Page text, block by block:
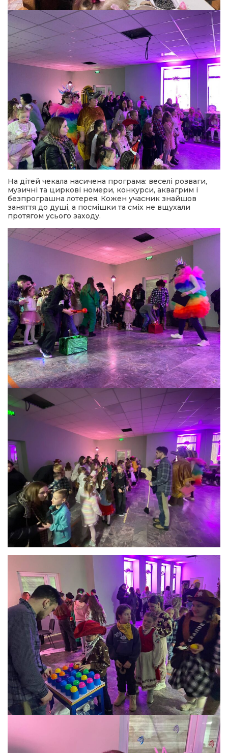
На дітей чекала насичена програма: веселі розваги,
музичні та циркові номери, конкурси, аквагрим і
безпрограшна лотерея. Кожен учасник знайшов
заняття до душі, а посмішки та сміх не вщухали
протягом усього заходу.